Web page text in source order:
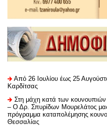
Από 26 Ιουλίου έως 25
Καρδίτσας
Στη μάχη κατά των
– Ο Δρ. Σπυρίδων Μουρελάτος μας
πρόγραμμα καταπολέμησης
Θεσσαλίας